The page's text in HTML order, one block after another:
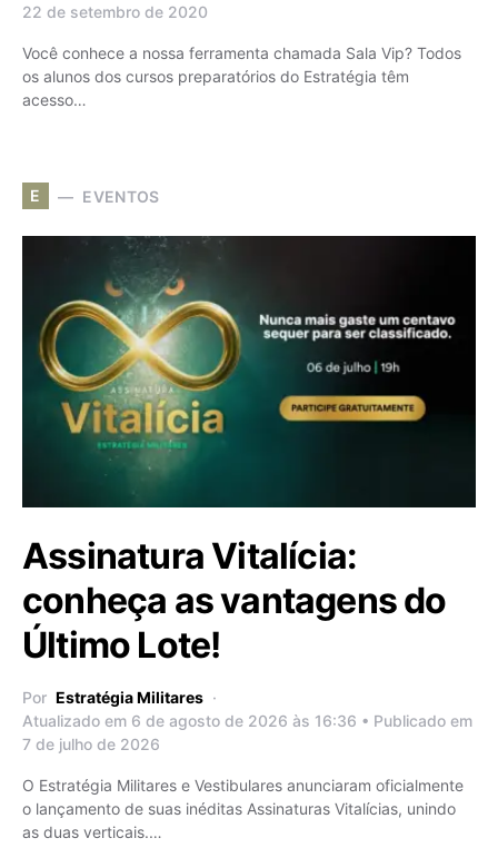
22 de setembro de 2020
Você conhece a nossa ferramenta chamada Sala Vip? Todos
os alunos dos cursos preparatórios do Estratégia têm
acesso…
E EVENTOS
Assinatura Vitalícia:
conheça as vantagens do
Último Lote!
Por Estratégia Militares
Atualizado em 6 de agosto de 2026 às 16:36 • Publicado em
7 de julho de 2026
O Estratégia Militares e Vestibulares anunciaram oficialmente
o lançamento de suas inéditas Assinaturas Vitalícias, unindo
as duas verticais.…